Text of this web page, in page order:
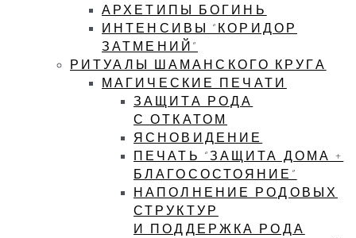
АРХЕТИПЫ БОГИНЬ
ИНТЕНСИВЫ “КОРИДОР
ЗАТМЕНИЙ”
РИТУАЛЫ ШАМАНСКОГО КРУГА
МАГИЧЕСКИЕ ПЕЧАТИ
ЗАЩИТА РОДА
С ОТКАТОМ
ЯСНОВИДЕНИЕ
ПЕЧАТЬ “ЗАЩИТА ДОМА +
БЛАГОСОСТОЯНИЕ”
НАПОЛНЕНИЕ РОДОВЫХ
СТРУКТУР
И ПОДДЕРЖКА РОДА